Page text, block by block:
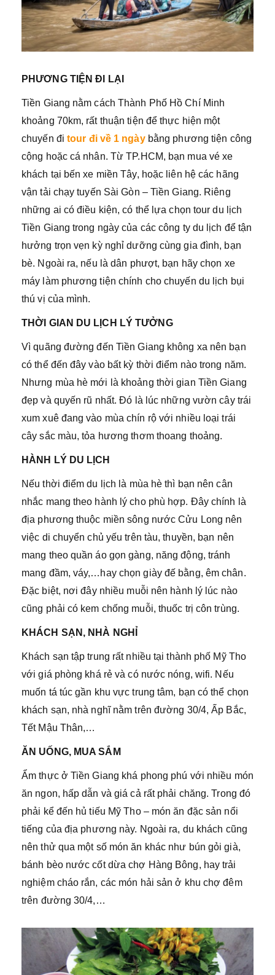
PHƯƠNG TIỆN ĐI LẠI
Tiền Giang nằm cách Thành Phố Hồ Chí Minh
khoảng 70km, rất thuận tiện để thực hiện một
chuyến đi tour đi về 1 ngàybằng phương tiện công
cộng hoặc cá nhân. Từ TP.HCM, bạn mua vé xe
khách tại bến xe miền Tây, hoặc liên hệ các hãng
vận tải chạy tuyến Sài Gòn – Tiền Giang. Riêng
những ai có điều kiện, có thể lựa chọn tour du lịch
Tiền Giang trong ngày của các công ty du lịch để tận
hưởng trọn vẹn kỳ nghỉ dưỡng cùng gia đình, bạn
bè. Ngoài ra, nếu là dân phượt, bạn hãy chọn xe
máy làm phương tiện chính cho chuyến du lịch bụi
thú vị của mình.
THỜI GIAN DU LỊCH LÝ TƯỞNG
Vì quãng đường đến Tiền Giang không xa nên bạn
có thể đến đây vào bất kỳ thời điểm nào trong năm.
Nhưng mùa hè mới là khoảng thời gian Tiền Giang
đẹp và quyến rũ nhất. Đó là lúc những vườn cây trái
xum xuê đang vào mùa chín rộ với nhiều loại trái
cây sắc màu, tỏa hương thơm thoang thoảng.
HÀNH LÝ DU LỊCH
Nếu thời điểm du lịch là mùa hè thì bạn nên cân
nhắc mang theo hành lý cho phù hợp. Đây chính là
địa phương thuộc miền sông nước Cửu Long nên
việc di chuyển chủ yếu trên tàu, thuyền, bạn nên
mang theo quần áo gọn gàng, năng động, tránh
mang đầm, váy,…hay chọn giày đế bằng, êm chân.
Đặc biệt, nơi đây nhiều muỗi nên hành lý lúc nào
cũng phải có kem chống muỗi, thuốc trị côn trùng.
KHÁCH SẠN, NHÀ NGHỈ
Khách sạn tập trung rất nhiều tại thành phố Mỹ Tho
với giá phòng khá rẻ và có nước nóng, wifi. Nếu
muốn tá túc gần khu vực trung tâm, bạn có thể chọn
khách sạn, nhà nghĩ nằm trên đường 30/4, Ấp Bắc,
Tết Mậu Thân,…
ĂN UỐNG, MUA SẮM
Ẩm thực ở Tiền Giang khá phong phú với nhiều món
ăn ngon, hấp dẫn và giá cả rất phải chăng. Trong đó
phải kể đến hủ tiếu Mỹ Tho – món ăn đặc sản nổi
tiếng của địa phương này. Ngoài ra, du khách cũng
nên thử qua một số món ăn khác như bún gỏi già,
bánh bèo nước cốt dừa chợ Hàng Bông, hay trải
nghiệm cháo rắn, các món hải sản ở khu chợ đêm
trên đường 30/4,…